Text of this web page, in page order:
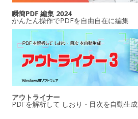
瞬簡PDF 編集 2024
かんたん操作でPDFを自由自在に編集
アウトライナー
PDFを解析して しおり・目次を自動生成